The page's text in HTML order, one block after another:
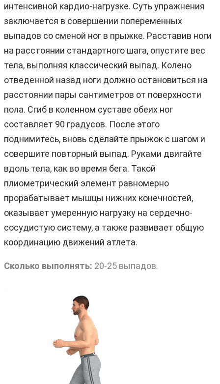
интенсивной кардио-нагрузке. Суть упражнения
заключается в совершении попеременных
выпадов со сменой ног в прыжке. Расставив ноги
на расстоянии стандартного шага, опустите вес
тела, выполняя классический выпад. Колено
отведенной назад ноги должно остановиться на
расстоянии пары сантиметров от поверхности
пола. Сгиб в коленном суставе обеих ног
составляет 90 градусов. После этого
поднимитесь, вновь сделайте прыжок с шагом и
совершите повторный выпад. Руками двигайте
вдоль тела, как во время бега. Такой
плиометрический элемент равномерно
прорабатывает мышцы нижних конечностей,
оказывает умеренную нагрузку на сердечно-
сосудистую систему, а также развивает общую
координацию движений атлета.
Сколько выполнять: 20-25 выпадов.